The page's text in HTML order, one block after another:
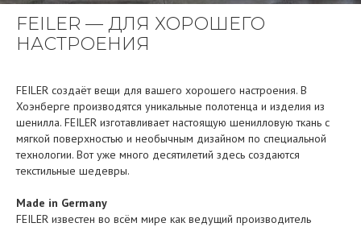
FEILER — ДЛЯ ХОРОШЕГО
НАСТРОЕНИЯ
FEILER создаёт вещи для вашего хорошего настроения. В
Хоэнберге производятся уникальные полотенца и изделия из
шенилла. FEILER изготавливает настоящую шенилловую ткань с
мягкой поверхностью и необычным дизайном по специальной
технологии. Вот уже много десятилетий здесь создаются
текстильные шедевры.
Made in Germany
FEILER известен во всём мире как ведущий производитель